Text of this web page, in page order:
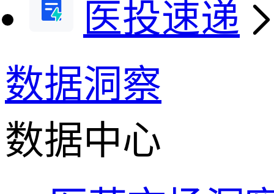
医投速递
数据洞察
数据中心